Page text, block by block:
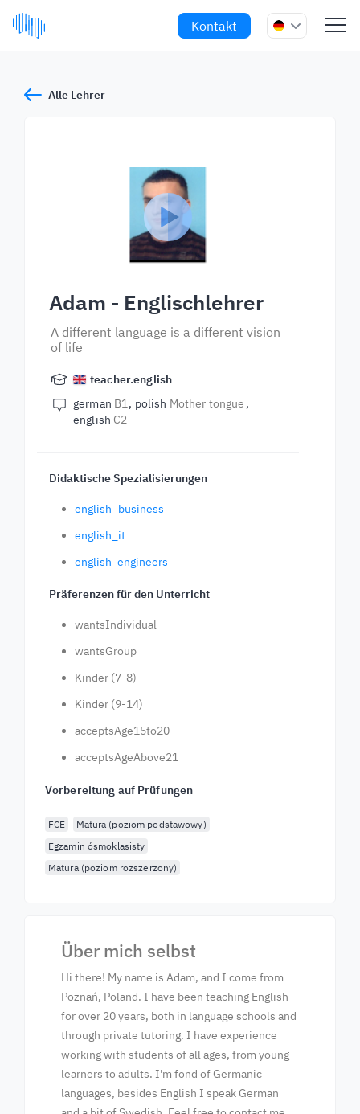
Kontakt
Alle Lehrer
Adam - Englischlehrer
A different language is a different vision
of life
teacher.english
german B1 polish Mother tongue
english C2
Didaktische Spezialisierungen
english_business
english_it
english_engineers
Präferenzen für den Unterricht
wantsIndividual
wantsGroup
Kinder (7-8)
Kinder (9-14)
acceptsAge15to20
acceptsAgeAbove21
Vorbereitung auf Prüfungen
FCE
Matura (poziom podstawowy)
Egzamin ósmoklasisty
Matura (poziom rozszerzony)
Über mich selbst
Hi there! My name is Adam, and I come from
Poznań, Poland. I have been teaching English
for over 20 years, both in language schools and
through private tutoring. I have experience
working with students of all ages, from young
learners to adults. I'm fond of Germanic
languages, besides English I speak German